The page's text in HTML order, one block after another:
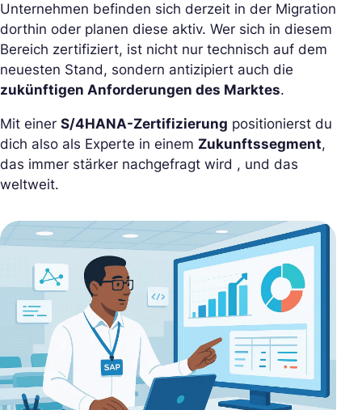
Unternehmen befinden sich derzeit in der Migration
dorthin oder planen diese aktiv. Wer sich in diesem
Bereich zertifiziert, ist nicht nur technisch auf dem
neuesten Stand, sondern antizipiert auch die
zukünftigen Anforderungen des Marktes.
Mit einer S/4HANA-Zertifizierung positionierst du
dich also als Experte in einem Zukunftssegment,
das immer stärker nachgefragt wird , und das
weltweit.